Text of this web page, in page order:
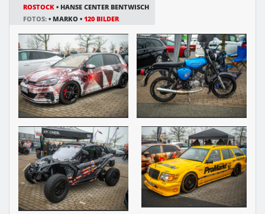
ROSTOCK • HANSE CENTER BENTWISCH
FOTOS: • MARKO • 120 BILDER